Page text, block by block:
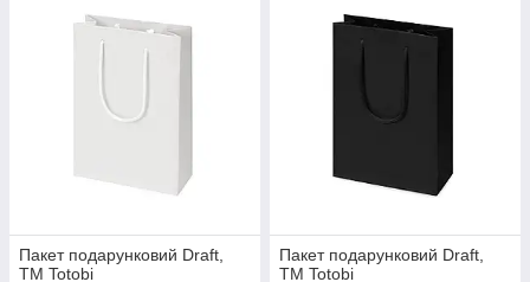
Пакет подарунковий Draft,
TM Totobi
Пакет подарунковий Draft,
TM Totobi